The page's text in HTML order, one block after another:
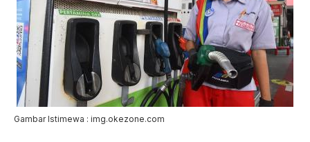
Gambar Istimewa : img.okezone.com